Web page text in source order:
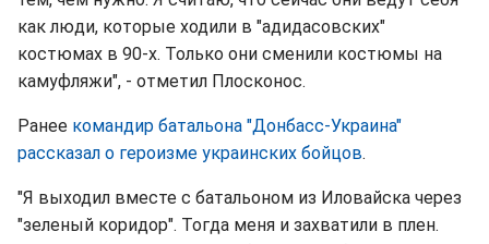
как люди, которые ходили в "адидасовских"
костюмах в 90-х. Только они сменили костюмы на
камуфляжи", - отметил Плосконос.
Ранее командир батальона "Донбасс-Украина"
рассказал о героизме украинских бойцов.
"Я выходил вместе с батальоном из Иловайска через
"зеленый коридор". Тогда меня и захватили в плен.